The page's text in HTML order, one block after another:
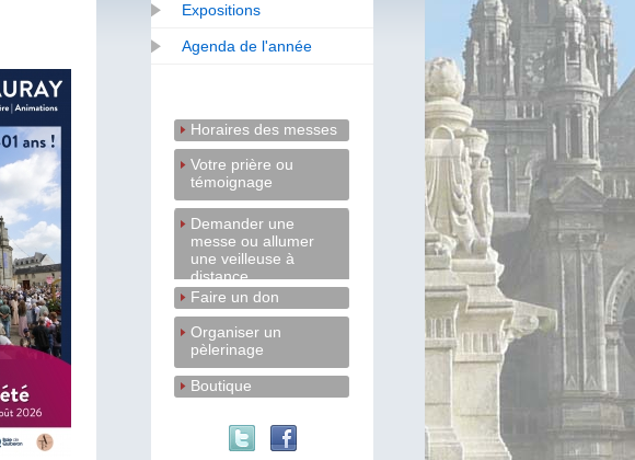
Expositions
Agenda de l'année
Horaires des messes
Votre prière ou
témoignage
Demander une
messe ou allumer
une veilleuse à
distance
Faire un don
Organiser un
pèlerinage
Boutique